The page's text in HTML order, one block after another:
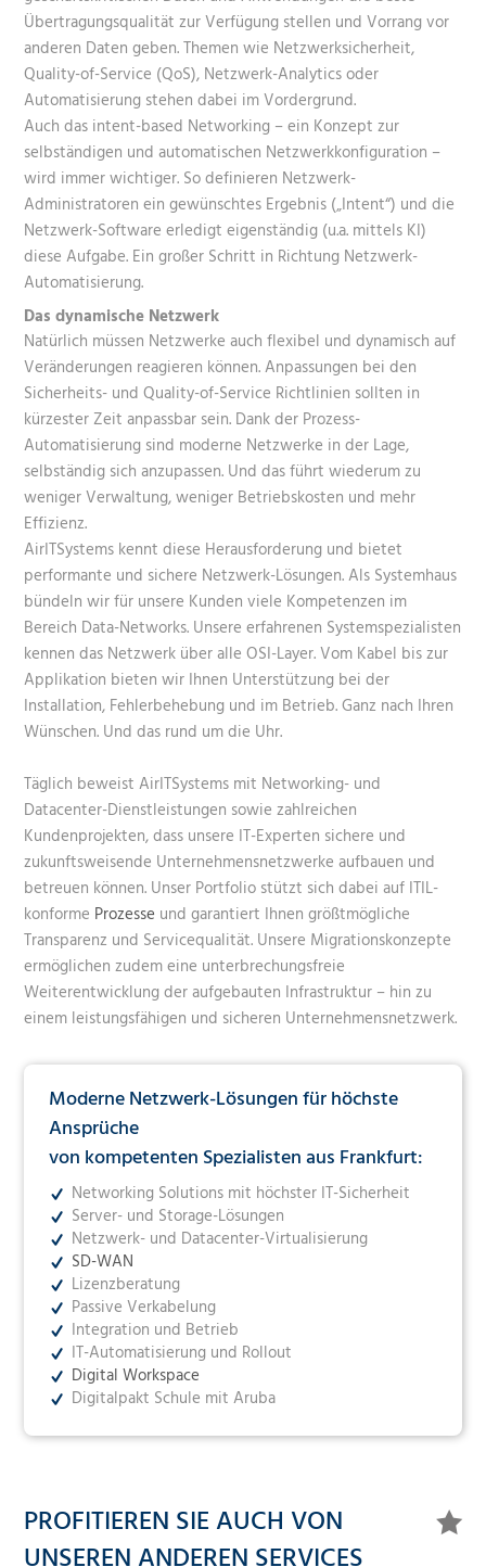
Übertragungsqualität zur Verfügung stellen und Vorrang vor
anderen Daten geben. Themen wie Netzwerksicherheit,
Quality-of-Service (QoS), Netzwerk-Analytics oder
Automatisierung stehen dabei im Vordergrund.
Auch das intent-based Networking – ein Konzept zur
selbständigen und automatischen Netzwerkkonfiguration –
wird immer wichtiger. So definieren Netzwerk-
Administratoren ein gewünschtes Ergebnis („Intent“) und die
Netzwerk-Software erledigt eigenständig (u.a. mittels KI)
diese Aufgabe. Ein großer Schritt in Richtung Netzwerk-
Automatisierung.
Das dynamische Netzwerk
Natürlich müssen Netzwerke auch flexibel und dynamisch auf
Veränderungen reagieren können. Anpassungen bei den
Sicherheits- und Quality-of-Service Richtlinien sollten in
kürzester Zeit anpassbar sein. Dank der Prozess-
Automatisierung sind moderne Netzwerke in der Lage,
selbständig sich anzupassen. Und das führt wiederum zu
weniger Verwaltung, weniger Betriebskosten und mehr
Effizienz.
AirITSystems kennt diese Herausforderung und bietet
performante und sichere Netzwerk-Lösungen. Als Systemhaus
bündeln wir für unsere Kunden viele Kompetenzen im
Bereich Data-Networks. Unsere erfahrenen Systemspezialisten
kennen das Netzwerk über alle OSI-Layer. Vom Kabel bis zur
Applikation bieten wir Ihnen Unterstützung bei der
Installation, Fehlerbehebung und im Betrieb. Ganz nach Ihren
Wünschen. Und das rund um die Uhr.
Täglich beweist AirITSystems mit Networking- und
Datacenter-Dienstleistungen sowie zahlreichen
Kundenprojekten, dass unsere IT-Experten sichere und
zukunftsweisende Unternehmensnetzwerke aufbauen und
betreuen können. Unser Portfolio stützt sich dabei auf ITIL-
konforme Prozesse und garantiert Ihnen größtmögliche
Transparenz und Servicequalität. Unsere Migrationskonzepte
ermöglichen zudem eine unterbrechungsfreie
Weiterentwicklung der aufgebauten Infrastruktur – hin zu
einem leistungsfähigen und sicheren Unternehmensnetzwerk.
Moderne Netzwerk-Lösungen für höchste
Ansprüche
von kompetenten Spezialisten aus Frankfurt:
Networking Solutions mit höchster IT-Sicherheit
Server- und Storage-Lösungen
Netzwerk- und Datacenter-Virtualisierung
SD-WAN
Lizenzberatung
Passive Verkabelung
Integration und Betrieb
IT-Automatisierung und Rollout
Digital Workspace
Digitalpakt Schule mit Aruba
PROFITIEREN SIE AUCH VON